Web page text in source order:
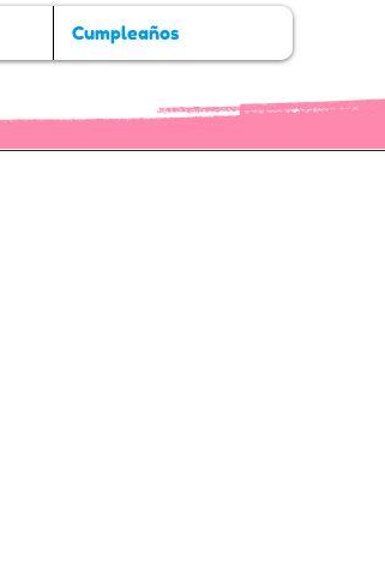
Cumpleaños